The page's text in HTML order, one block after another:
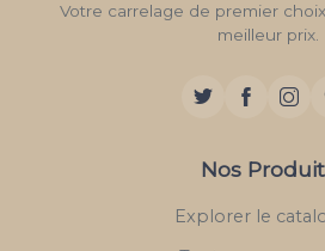
Votre carrelage de premier
meilleur prix.
Nos
Explorer le